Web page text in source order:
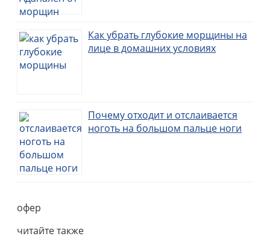
Как убрать глубокие морщины на
лице в домашних условиях
Почему отходит и отслаивается
ноготь на большом пальце ноги
офер
читайте также